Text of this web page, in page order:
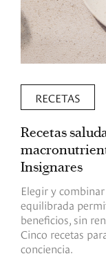
RECETAS
Recetas
Insignares
Elegir y
equilibrada
beneficios, sin
Cinco recetas
conciencia.